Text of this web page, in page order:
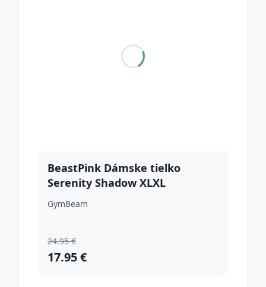
BeastPink Dámske tielko
Serenity Shadow XLXL
GymBeam
24.95 €
17.95 €